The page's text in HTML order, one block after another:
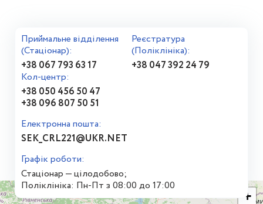
Приймальне відділення
(Стаціонар):
+38 067 793 63 17
Реєстратура
(Поліклініка):
+38 047 392 24 79
Кол-центр:
+38 050 456 50 47
+38 096 807 50 51
Електронна пошта:
SEK_CRL221@UKR.NET
Графік роботи:
Стаціонар — цілодобово;
Поліклініка: Пн-Пт з 08:00 до 17:00
+